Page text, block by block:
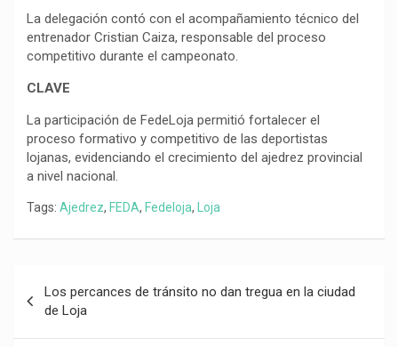
La delegación contó con el acompañamiento técnico del
entrenador Cristian Caiza, responsable del proceso
competitivo durante el campeonato.
CLAVE
La participación de FedeLoja permitió fortalecer el
proceso formativo y competitivo de las deportistas
lojanas, evidenciando el crecimiento del ajedrez provincial
a nivel nacional.
Tags: Ajedrez, FEDA, Fedeloja, Loja
de
entradas
Los percances de tránsito no dan tregua en la ciudad
de Loja